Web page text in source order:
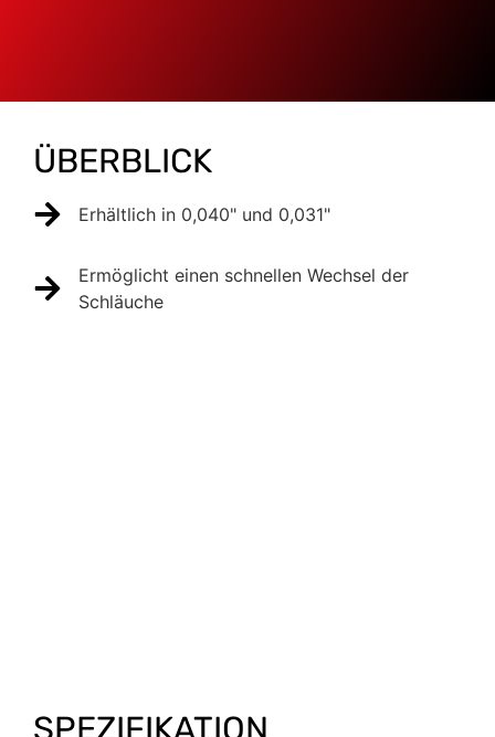
ÜBERBLICK
Erhältlich in 0,040" und 0,031"
Ermöglicht einen schnellen Wechsel der
Schläuche